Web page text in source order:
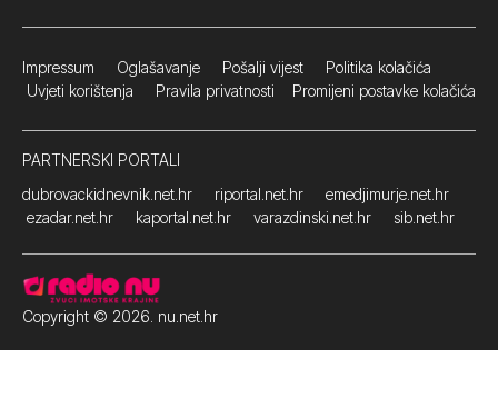
Impressum Oglašavanje Pošalji vijest Politika kolačića
Uvjeti korištenja Pravila privatnosti Promijeni postavke kolačića
PARTNERSKI PORTALI
dubrovackidnevnik.net.hr
riportal.net.hr
emedjimurje.net.hr
ezadar.net.hr
kaportal.net.hr varazdinski.net.hr sib.net.hr
Copyright © 2026. nu.net.hr